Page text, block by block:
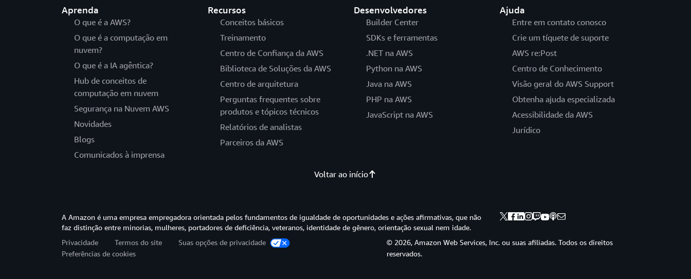
Aprenda
O que é a AWS?
O que é a computação em
nuvem?
O que é a IA agêntica?
Hub de conceitos de
computação em nuvem
Segurança na Nuvem AWS
Novidades
Blogs
Comunicados à imprensa
Recursos
Conceitos básicos
Treinamento
Centro de Confiança da AWS
Biblioteca de Soluções da AWS
Centro de arquitetura
Perguntas frequentes sobre
produtos e tópicos técnicos
Relatórios de analistas
Parceiros da AWS
Desenvolvedores
Builder Center
SDKs e ferramentas
.NET na AWS
Python na AWS
Java na AWS
PHP na AWS
JavaScript na AWS
Ajuda
Entre em contato conosco
Crie um tíquete de suporte
AWS re:Post
Centro de Conhecimento
Visão geral do AWS Support
Obtenha ajuda especializada
Acessibilidade da AWS
Jurídico
Voltar ao início
A Amazon é uma empresa empregadora orientada pelos fundamentos de igualdade de oportunidades e ações afirmativas, que não
faz distinção entre minorias, mulheres, portadores de deficiência, veteranos, identidade de gênero, orientação sexual nem idade.
Privacidade
Termos do site
Suas opções de privacidade
Preferências de cookies
© 2026, Amazon Web Services, Inc. ou suas afiliadas. Todos os direitos
reservados.